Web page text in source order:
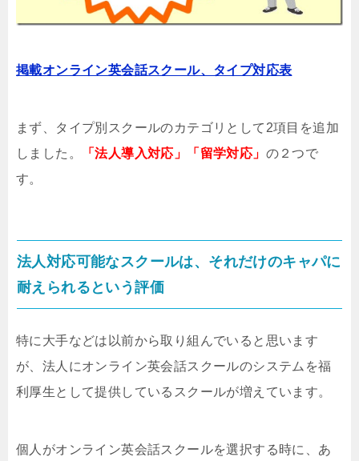
掲載オンライン英会話スクール、タイプ対応表
まず、タイプ別スクールのカテゴリとして2項目を追加
しました。
「法人導入対応」「留学対応」 の２つで
す。
法人対応可能なスクールは、それだけのキャパに
耐えられるという評価
特に大手などは以前から取り組んでいると思います
が、法人にオンライン英会話スクールのシステムを福
利厚生として提供しているスクールが増えています。
個人がオンライン英会話スクールを選択する時に、あ